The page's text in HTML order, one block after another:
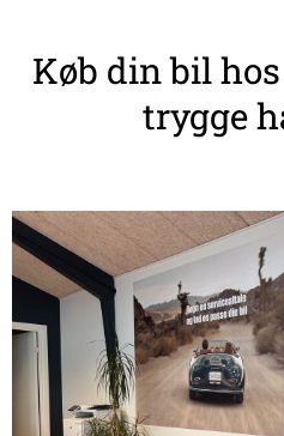
Køb din bil
trygge